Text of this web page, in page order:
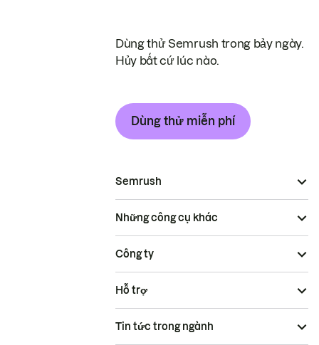
Dùng thử Semrush trong bảy ngày.
Hủy bất cứ lúc nào.
Dùng thử miễn phí
Semrush
Những công cụ khác
Công ty
Hỗ trợ
Tin tức trong ngành